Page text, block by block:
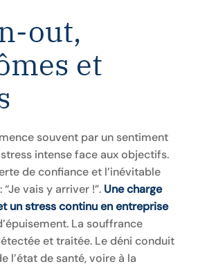
out,
et
souvent par un sentiment
intense face aux objectifs.
de confiance et l’inévitable
vais y arriver !”. Une charge
un stress continu en entreprise
La souffrance
et traitée. Le déni conduit
l’état de santé, voire à la